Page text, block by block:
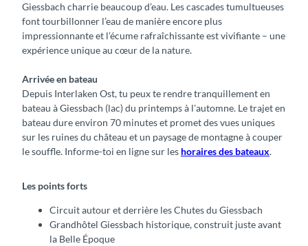
Giessbach charrie beaucoup d’eau. Les cascades tumultueuses
font tourbillonner l’eau de manière encore plus
impressionnante et l’écume rafraîchissante est vivifiante – une
expérience unique au cœur de la nature.
Arrivée en bateau
Depuis Interlaken Ost, tu peux te rendre tranquillement en
bateau à Giessbach (lac) du printemps à l'automne. Le trajet en
bateau dure environ 70 minutes et promet des vues uniques
sur les ruines du château et un paysage de montagne à couper
le souffle. Informe-toi en ligne sur les horaires des bateaux.
Les points forts
Circuit autour et derrière les Chutes du Giessbach
Grandhôtel Giessbach historique, construit juste avant
la Belle Époque